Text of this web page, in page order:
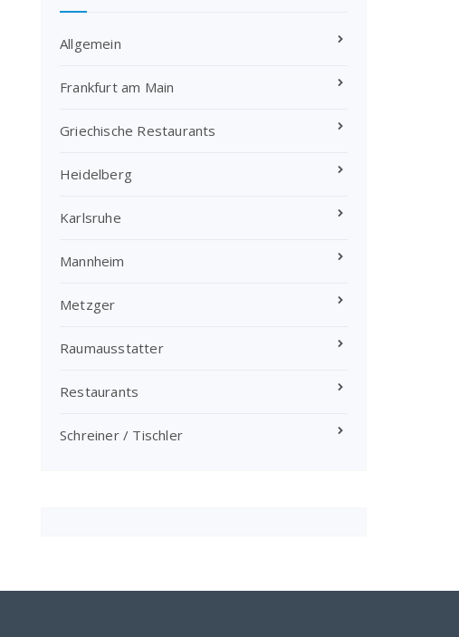
Allgemein
Frankfurt am Main
Griechische Restaurants
Heidelberg
Karlsruhe
Mannheim
Metzger
Raumausstatter
Restaurants
Schreiner / Tischler